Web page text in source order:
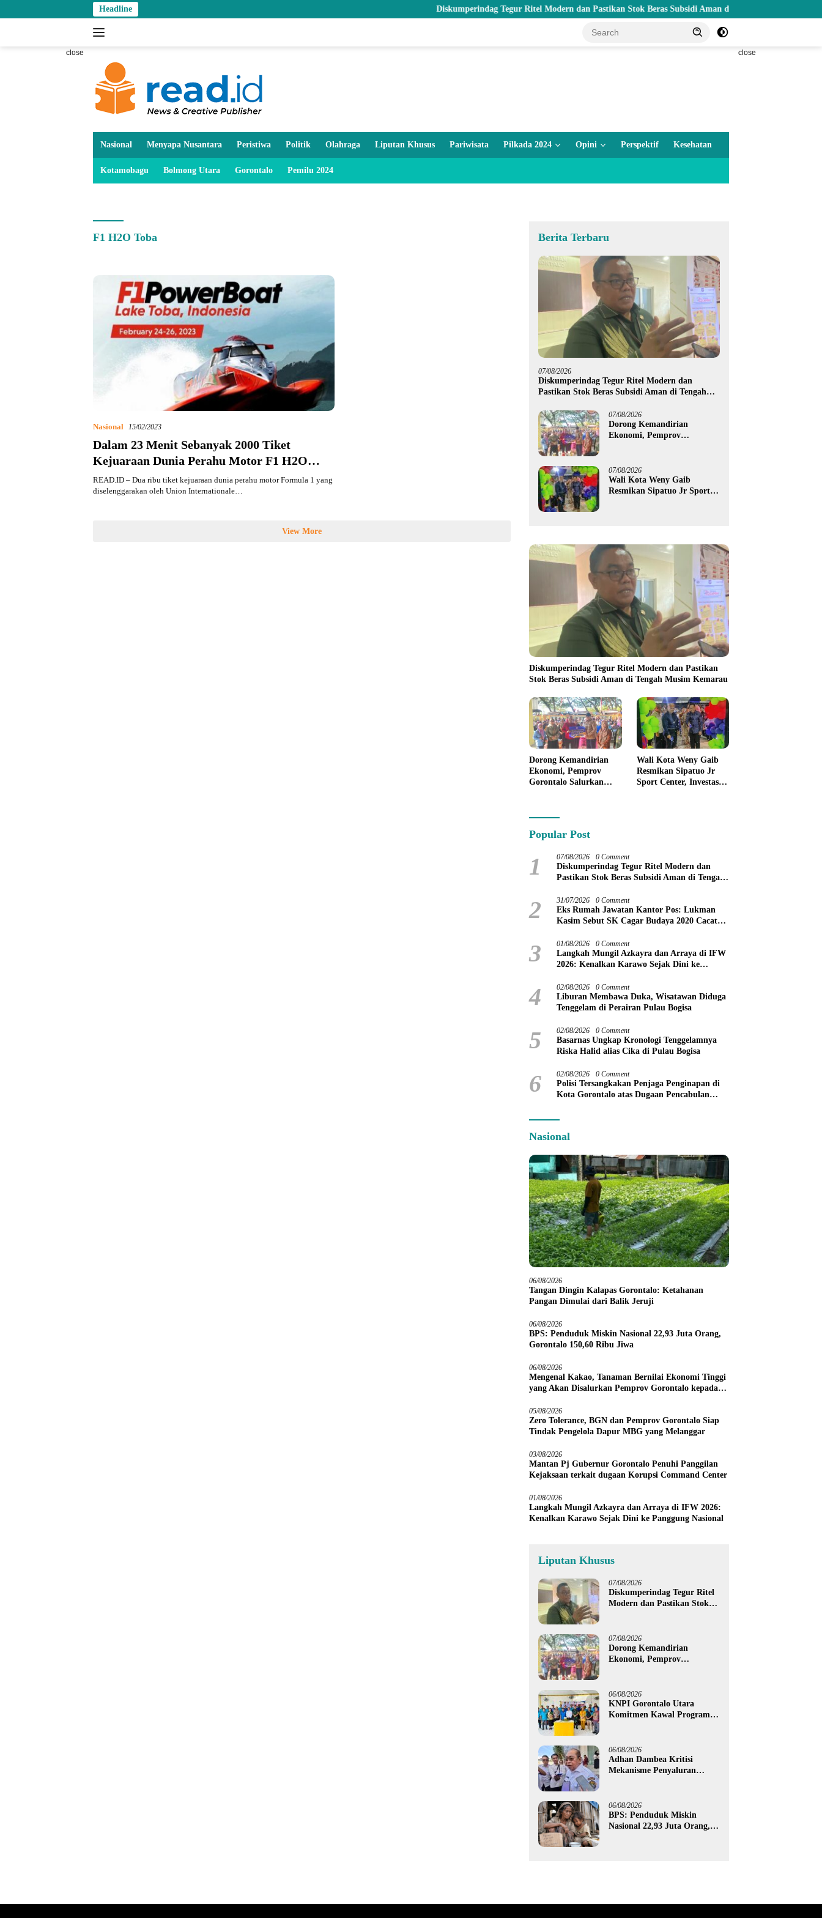
to
Headline Diskumperindag Tegur Ritel Modern dan Pastikan Stok Beras Subsidi Aman di Tengah Musim Kemarau
close close
Nasional Menyapa Nusantara Peristiwa Politik Olahraga Liputan Khusus Pariwisata Pilkada 2024 Opini Perspektif Kesehatan
Kotamobagu Bolmong Utara Gorontalo Pemilu 2024
F1 H2O Toba
Nasional 15/02/2023
Dalam 23 Menit Sebanyak 2000 Tiket
Kejuaraan Dunia Perahu Motor F1 H2O
Toba 2023 Habis Terjual
READ.ID – Dua ribu tiket kejuaraan dunia perahu motor Formula 1 yang
diselenggarakan oleh Union Internationale…
View More
Berita Terbaru
07/08/2026
Diskumperindag Tegur Ritel Modern dan
Pastikan Stok Beras Subsidi Aman di Tengah
07/08/2026
Dorong Kemandirian
Ekonomi, Pemprov
untuk 395 Pelaku Usaha
07/08/2026
Wali Kota Weny Gaib
Resmikan Sipatuo Jr Sport
Diskumperindag Tegur Ritel Modern dan Pastikan
Stok Beras Subsidi Aman di Tengah Musim Kemarau
Dorong Kemandirian
Ekonomi, Pemprov
Gorontalo Salurkan
Pelaku Usaha
Wali Kota Weny Gaib
Resmikan Sipatuo Jr
Sport Center, Investasi
Popular Post
1 07/08/2026 0 Comment
Diskumperindag Tegur Ritel Modern dan
Pastikan Stok Beras Subsidi Aman di Tengah
2 31/07/2026 0 Comment
Eks Rumah Jawatan Kantor Pos: Lukman
Kasim Sebut SK Cagar Budaya 2020 Cacat
3 01/08/2026 0 Comment
Langkah Mungil Azkayra dan Arraya di IFW
2026: Kenalkan Karawo Sejak Dini ke
4 02/08/2026 0 Comment
Liburan Membawa Duka, Wisatawan Diduga
Tenggelam di Perairan Pulau Bogisa
5 02/08/2026 0 Comment
Basarnas Ungkap Kronologi Tenggelamnya
Riska Halid alias Cika di Pulau Bogisa
6 02/08/2026 0 Comment
Polisi Tersangkakan Penjaga Penginapan di
Kota Gorontalo atas Dugaan Pencabulan
Nasional
06/08/2026
Tangan Dingin Kalapas Gorontalo: Ketahanan
Pangan Dimulai dari Balik Jeruji
06/08/2026
BPS: Penduduk Miskin Nasional 22,93 Juta Orang,
Gorontalo 150,60 Ribu Jiwa
06/08/2026
Mengenal Kakao, Tanaman Bernilai Ekonomi Tinggi
yang Akan Disalurkan Pemprov Gorontalo kepada
05/08/2026
Zero Tolerance, BGN dan Pemprov Gorontalo Siap
Tindak Pengelola Dapur MBG yang Melanggar
03/08/2026
Mantan Pj Gubernur Gorontalo Penuhi Panggilan
Kejaksaan terkait dugaan Korupsi Command Center
01/08/2026
Langkah Mungil Azkayra dan Arraya di IFW 2026:
Kenalkan Karawo Sejak Dini ke Panggung Nasional
Liputan Khusus
07/08/2026
Diskumperindag Tegur Ritel
Modern dan Pastikan Stok
07/08/2026
Dorong Kemandirian
Ekonomi, Pemprov
untuk 395 Pelaku Usaha
06/08/2026
KNPI Gorontalo Utara
Komitmen Kawal Program
06/08/2026
Adhan Dambea Kritisi
Mekanisme Penyaluran
06/08/2026
BPS: Penduduk Miskin
Nasional 22,93 Juta Orang,